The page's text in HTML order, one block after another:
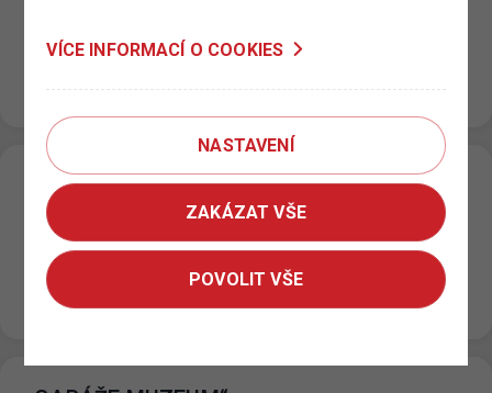
Upozorňujeme, že KC Vozovna, Za Žižkovskou vozovnou
od 18.7. do 5.8.2022 dočasně uzavřeno. Pro…
P+R postupná modernizace a úprava
parkovacího režimu II.
14. 7. 2022
Od 12. 07. 2022 je na P+R parkovištích Zličín 1; Zličín 2;
Černý Most 2 a Rajská Zahrada zaveden nový…
VÍCE INFORMACÍ O COOKIES
NASTAVENÍ
ZAKÁZAT VŠE
POVOLIT VŠE